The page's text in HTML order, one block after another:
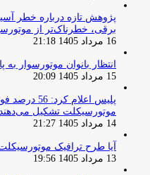
پژوهش تازه درباره خطر
برقی، خطرناک‌تر از
16 مرداد 1405 21:18
انتظار بانوان موتورسوار
15 مرداد 1405 20:09
پلیس اعلام
موتورسیکلت تشکیل می‌دهند
14 مرداد 1405 21:27
آیا طرح ترافیک
13 مرداد 1405 19:56